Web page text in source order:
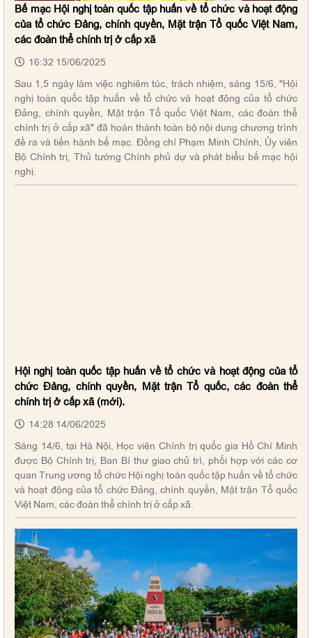
Bế mạc Hội nghị toàn quốc tập huấn về tổ chức và hoạt động
của tổ chức Đảng, chính quyền, Mặt trận Tổ quốc Việt Nam,
các đoàn thể chính trị ở cấp xã
16:32 15/06/2025
Sau 1,5 ngày làm việc nghiêm túc, trách nhiệm, sáng 15/6, "Hội
nghị toàn quốc tập huấn về tổ chức và hoạt động của tổ chức
Đảng, chính quyền, Mặt trận Tổ quốc Việt Nam, các đoàn thể
chính trị ở cấp xã" đã hoàn thành toàn bộ nội dung chương trình
đề ra và tiến hành bế mạc. Đồng chí Phạm Minh Chính, Ủy viên
Bộ Chính trị, Thủ tướng Chính phủ dự và phát biểu bế mạc hội
nghị.
Hội nghị toàn quốc tập huấn về tổ chức và hoạt động của tổ
chức Đảng, chính quyền, Mặt trận Tổ quốc, các đoàn thể
chính trị ở cấp xã (mới).
14:28 14/06/2025
Sáng 14/6, tại Hà Nội, Học viện Chính trị quốc gia Hồ Chí Minh
được Bộ Chính trị, Ban Bí thư giao chủ trì, phối hợp với các cơ
quan Trung ương tổ chức Hội nghị toàn quốc tập huấn về tổ chức
và hoạt động của tổ chức Đảng, chính quyền, Mặt trận Tổ quốc
Việt Nam, các đoàn thể chính trị ở cấp xã.